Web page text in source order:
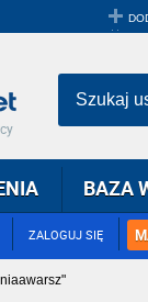
ZALOGUJ SIĘ
BAZA
Szukaj